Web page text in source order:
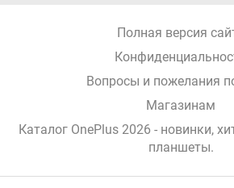
е
Полная версия
Вопросы и пожелания
Магазинам
Каталог OnePlus 2026 - новинки,
планшеты.